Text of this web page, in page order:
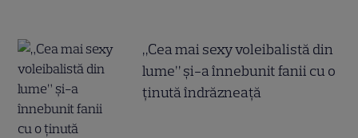
„Cea mai sexy voleibalistă din
lume” și-a înnebunit fanii cu o
ținută îndrăzneață